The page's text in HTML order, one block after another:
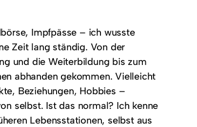
Impfpässe – ich wusste
Zeit lang ständig. Von der
und die Weiterbildung bis zum
abhanden gekommen. Vielleicht
Beziehungen, Hobbies –
selbst. Ist das normal? Ich kenne
Lebensstationen, selbst aus